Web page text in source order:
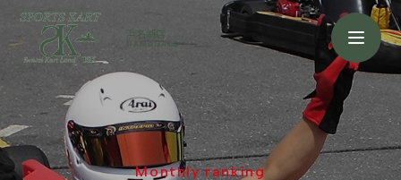
浜名湖店
HAMANAKO
Monthly ranking